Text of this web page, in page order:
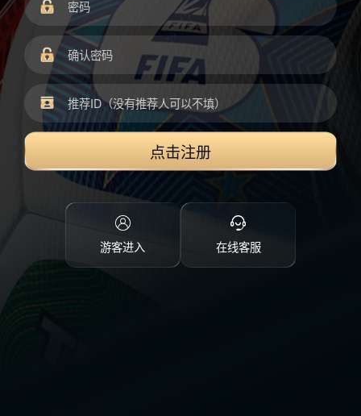
点击注册
游客进入 在线客服